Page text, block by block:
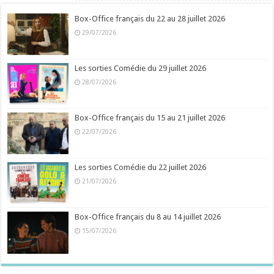
Box-Office français du 22 au 28 juillet 2026
29/07/2026
Les sorties Comédie du 29 juillet 2026
28/07/2026
Box-Office français du 15 au 21 juillet 2026
22/07/2026
Les sorties Comédie du 22 juillet 2026
21/07/2026
Box-Office français du 8 au 14 juillet 2026
15/07/2026